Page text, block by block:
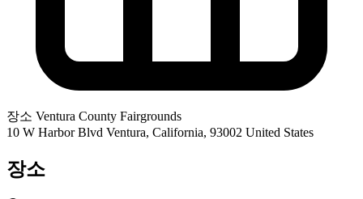
장소 Ventura County Fairgrounds
10 W Harbor Blvd Ventura, California, 93002 United States
장소